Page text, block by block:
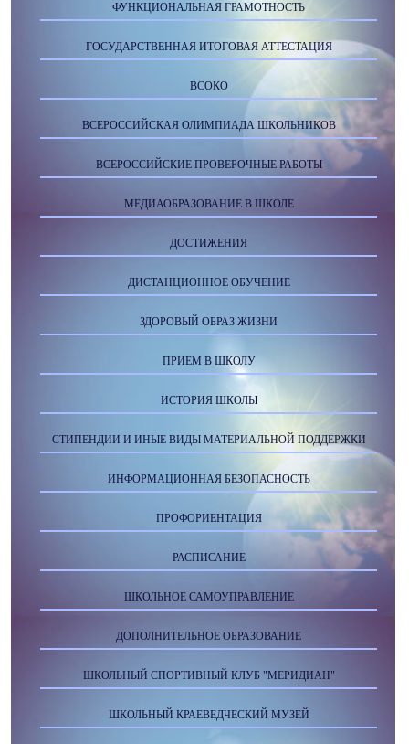
ФУНКЦИОНАЛЬНАЯ ГРАМОТНОСТЬ
ГОСУДАРСТВЕННАЯ ИТОГОВАЯ АТТЕСТАЦИЯ
ВСОКО
ВСЕРОССИЙСКАЯ ОЛИМПИАДА ШКОЛЬНИКОВ
ВСЕРОССИЙСКИЕ ПРОВЕРОЧНЫЕ РАБОТЫ
МЕДИАОБРАЗОВАНИЕ В ШКОЛЕ
ДОСТИЖЕНИЯ
ДИСТАНЦИОННОЕ ОБУЧЕНИЕ
ЗДОРОВЫЙ ОБРАЗ ЖИЗНИ
ПРИЕМ В ШКОЛУ
ИСТОРИЯ ШКОЛЫ
СТИПЕНДИИ И ИНЫЕ ВИДЫ МАТЕРИАЛЬНОЙ ПОДДЕРЖКИ
ИНФОРМАЦИОННАЯ БЕЗОПАСНОСТЬ
ПРОФОРИЕНТАЦИЯ
РАСПИСАНИЕ
ШКОЛЬНОЕ САМОУПРАВЛЕНИЕ
ДОПОЛНИТЕЛЬНОЕ ОБРАЗОВАНИЕ
ШКОЛЬНЫЙ СПОРТИВНЫЙ КЛУБ "МЕРИДИАН"
ШКОЛЬНЫЙ КРАЕВЕДЧЕСКИЙ МУЗЕЙ